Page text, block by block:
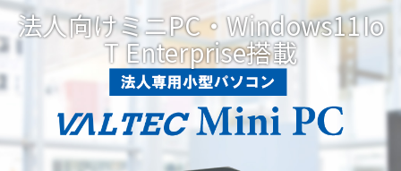
法人向けミニPC・Windows11Io
T Enterprise搭載
載した小型パソコンです。
リモートワークが当たり前の時代にどこからでも安全、快適、効
率的な働き方を実現。DXにつながる3つの機能を備えています。